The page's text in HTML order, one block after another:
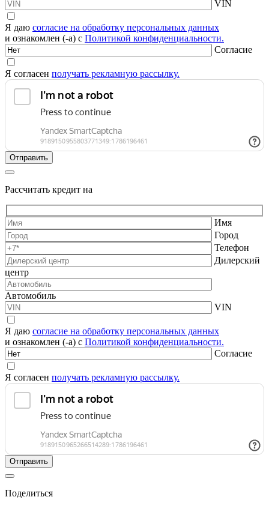
VIN
Я даю согласие на обработку персональных данных
и ознакомлен (-а) с Политикой конфиденциальности.
Согласие
Я согласен получать рекламную рассылку.
Рассчитать кредит на
Имя
Город
Телефон
Дилерский
центр
Автомобиль
VIN
Я даю согласие на обработку персональных данных
и ознакомлен (-а) с Политикой конфиденциальности.
Согласие
Я согласен получать рекламную рассылку.
Поделиться